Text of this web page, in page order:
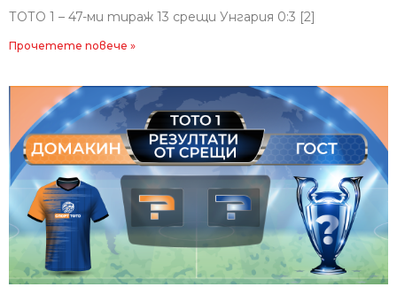
ТОТО 1 – 47-ми тираж 13 срещи Унгария 0:3 [2]
Прочетете повече »